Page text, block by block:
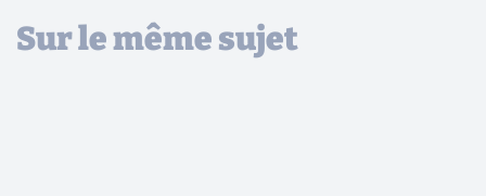
Sur le même sujet